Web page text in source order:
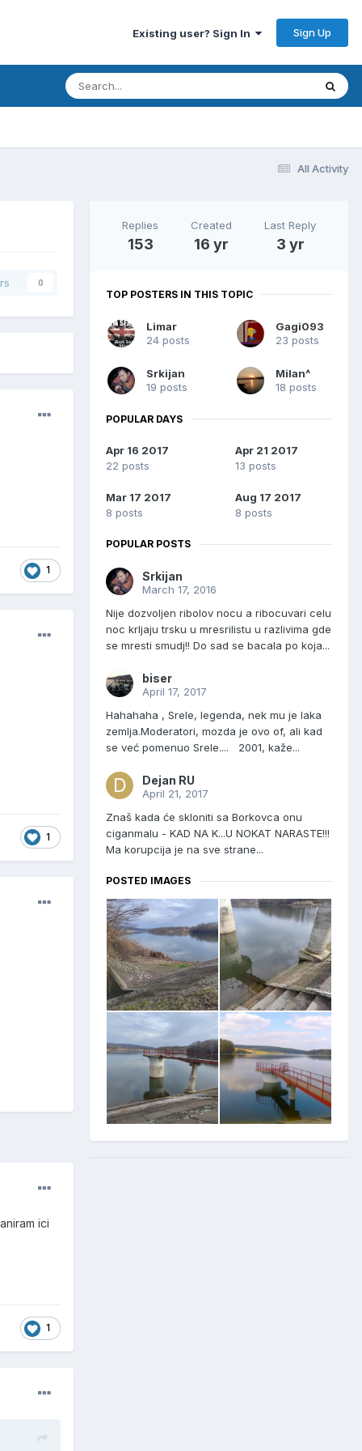
Existing user? Sign In Sign Up
All Activity
0
1
1
ici
1
Replies
153
Created
16 yr
Last Reply
3 yr
TOP POSTERS IN THIS TOPIC
Limar
24 posts
Gagi093
23 posts
Srkijan
19 posts
Milan^
18 posts
POPULAR DAYS
Apr 16 2017
22 posts
Apr 21 2017
13 posts
Mar 17 2017
8 posts
Aug 17 2017
8 posts
POPULAR POSTS
Srkijan
March 17, 2016
Nije dozvoljen ribolov nocu a ribocuvari celu
noc krljaju trsku u mresrilistu u razlivima gde
se mresti smudj!! Do sad se bacala po koja...
biser
April 17, 2017
Hahahaha , Srele, legenda, nek mu je laka
zemlja.Moderatori, mozda je ovo of, ali kad
se već pomenuo Srele.... 2001, kaže...
Dejan RU
April 21, 2017
Znaš kada će skloniti sa Borkovca onu
ciganmalu - KAD NA K...U NOKAT NARASTE!!!
Ma korupcija je na sve strane...
POSTED IMAGES